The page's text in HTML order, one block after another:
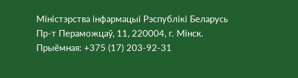
Міністэрства інфармацыі Рэспублікі Беларусь
Пр-т Пераможцаў, 11, 220004, г. Мінск.
Прыёмная: +375 (17) 203-92-31